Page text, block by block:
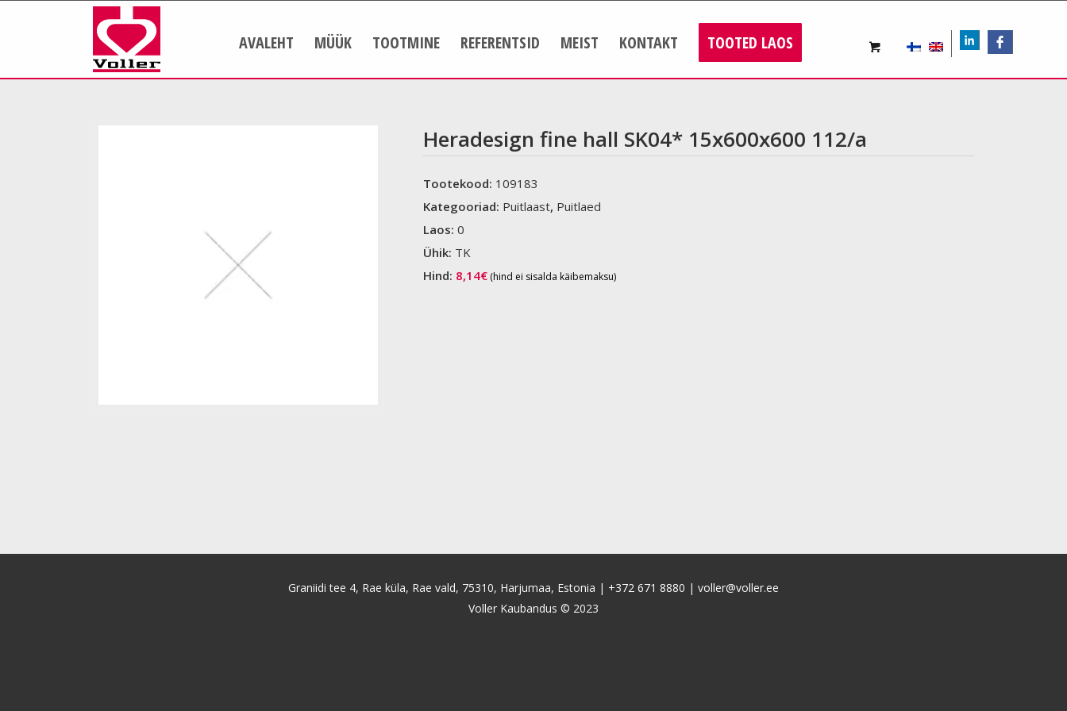
FB
LIn
AVALEHT MÜÜK TOOTMINE REFERENTSID MEIST KONTAKT TOOTED LAOS
Heradesign fine hall SK04* 15x600x600 112/a
Tootekood: 109183
Kategooriad: Puitlaast, Puitlaed
Laos:0
Ühik: TK
Hind: 8,14€ (hind ei sisalda käibemaksu)
Graniidi tee 4, Rae küla, Rae vald, 75310, Harjumaa, Estonia | +372 671 8880 | voller@voller.ee
Voller Kaubandus © 2023